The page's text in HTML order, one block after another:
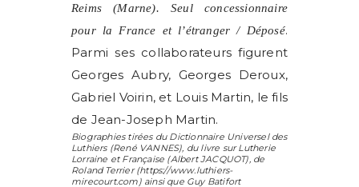
Reims (Marne). Seul concessionnaire
pour la France et l’étranger / Déposé.
Parmi ses collaborateurs figurent
Georges Aubry, Georges Deroux,
Gabriel Voirin, et Louis Martin, le fils
de Jean-Joseph Martin.
Biographies tirées du Dictionnaire Universel des
Luthiers (René VANNES), du livre sur Lutherie
Lorraine et Française (Albert JACQUOT), de
Roland Terrier(https://www.luthiers-
mirecourt.com) ainsi que Guy Batifort